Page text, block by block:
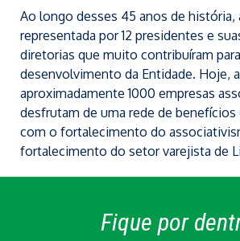
Ao longo desses 45 anos de história,
representada por 12 presidentes e
diretorias que muito contribuíram
desenvolvimento da Entidade. Hoje,
aproximadamente 1000 empresas
desfrutam de uma rede de
com o fortalecimento do
fortalecimento do setor varejista de
Fique por